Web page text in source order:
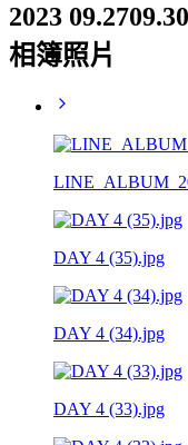
2023
相簿照片
DAY 4 (35).jpg
DAY 4 (34).jpg
DAY 4 (33).jpg